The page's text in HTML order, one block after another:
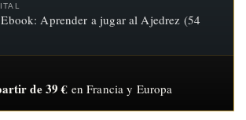
Aprender a jugar al Ajedrez (54
de 39 € en Francia y Europa